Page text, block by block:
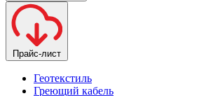
Прайс-лист
Геотекстиль
Греющий кабель